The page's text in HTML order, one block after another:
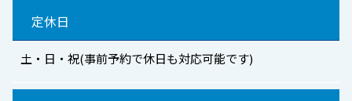
定休日
土・日・祝(事前予約で休日も対応可能です)